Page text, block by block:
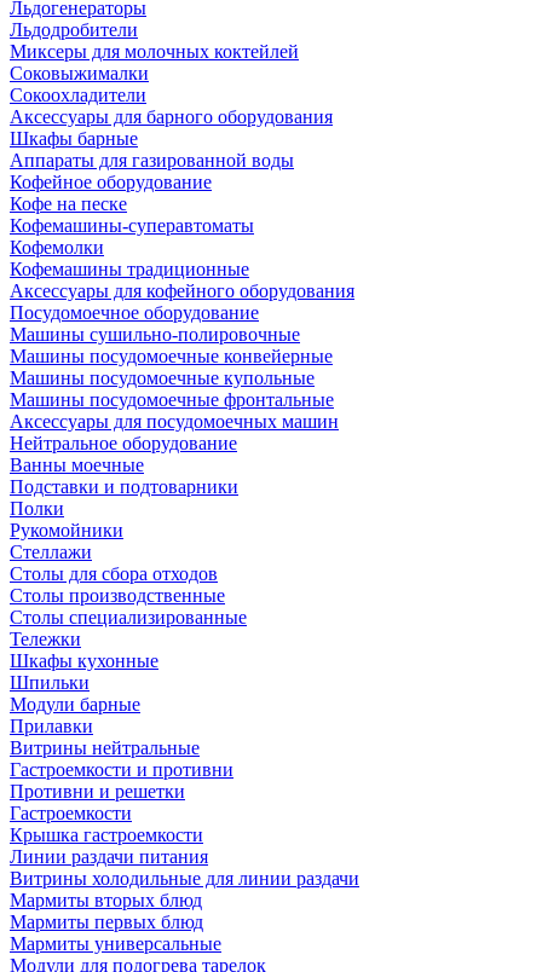
Льдогенераторы
Льдодробители
Миксеры для молочных коктейлей
Соковыжималки
Сокоохладители
Аксессуары для барного оборудования
Шкафы барные
Аппараты для газированной воды
Кофейное оборудование
Кофе на песке
Кофемашины-суперавтоматы
Кофемолки
Кофемашины традиционные
Аксессуары для кофейного оборудования
Посудомоечное оборудование
Машины сушильно-полировочные
Машины посудомоечные конвейерные
Машины посудомоечные купольные
Машины посудомоечные фронтальные
Аксессуары для посудомоечных машин
Нейтральное оборудование
Ванны моечные
Подставки и подтоварники
Полки
Рукомойники
Стеллажи
Столы для сбора отходов
Столы производственные
Столы специализированные
Тележки
Шкафы кухонные
Шпильки
Модули барные
Прилавки
Витрины нейтральные
Гастроемкости и противни
Противни и решетки
Гастроемкости
Крышка гастроемкости
Линии раздачи питания
Витрины холодильные для линии раздачи
Мармиты вторых блюд
Мармиты первых блюд
Мармиты универсальные
Модули для подогрева тарелок